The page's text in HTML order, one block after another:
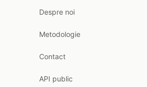
Despre noi
Metodologie
Contact
API public